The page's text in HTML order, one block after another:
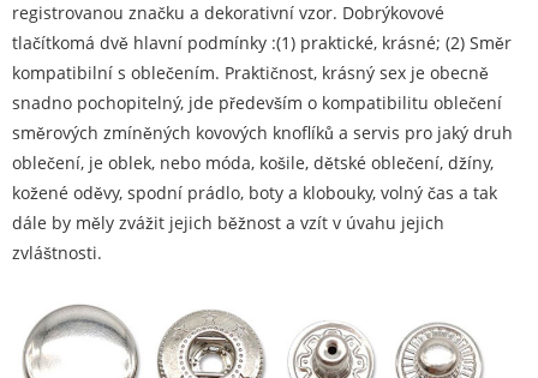
registrovanou značku a dekorativní vzor. Dobrýkovové
tlačítkomá dvě hlavní podmínky :(1) praktické, krásné; (2) Směr
kompatibilní s oblečením. Praktičnost, krásný sex je obecně
snadno pochopitelný, jde především o kompatibilitu oblečení
směrových zmíněných kovových knoflíků a servis pro jaký druh
oblečení, je oblek, nebo móda, košile, dětské oblečení, džíny,
kožené oděvy, spodní prádlo, boty a klobouky, volný čas a tak
dále by měly zvážit jejich běžnost a vzít v úvahu jejich
zvláštnosti.